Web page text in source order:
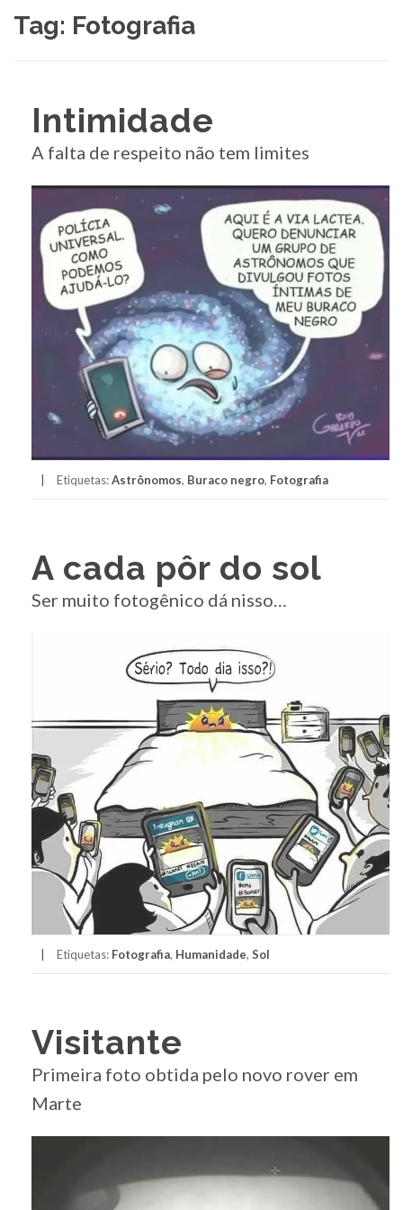
Tag: Fotografia
Intimidade
A falta de respeito não tem limites
Etiquetas:Astrônomos, Buraco negro, Fotografia
A cada pôr do sol
Ser muito fotogênico dá nisso…
Etiquetas: Fotografia, Humanidade, Sol
Visitante
Primeira foto obtida pelo novo rover em
Marte